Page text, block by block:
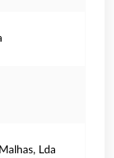
Lda